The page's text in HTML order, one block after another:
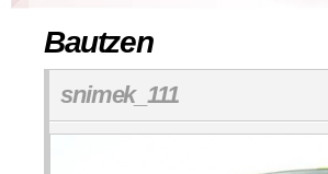
Bautzen
snimek_111